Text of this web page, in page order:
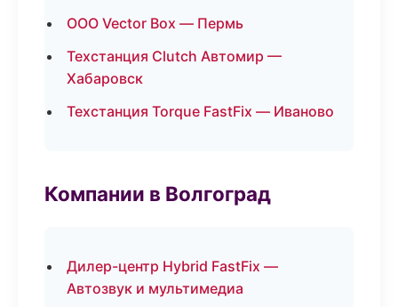
ООО Vector Box — Пермь
Техстанция Clutch Автомир —
Хабаровск
Техстанция Torque FastFix — Иваново
Компании в Волгоград
Дилер-центр Hybrid FastFix —
Автозвук и мультимедиа